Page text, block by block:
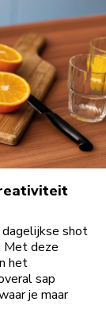
shot
Met deze
het
sap
je maar